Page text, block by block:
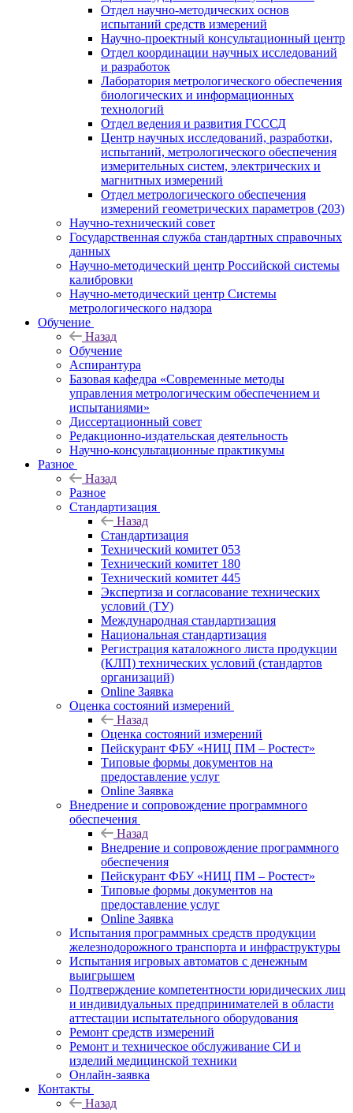
Отдел научно-методических основ
испытаний средств измерений
Научно-проектный консультационный центр
Отдел координации научных исследований
и разработок
Лаборатория метрологического обеспечения
биологических и информационных
технологий
Отдел ведения и развития ГСССД
Центр научных исследований, разработки,
испытаний, метрологического обеспечения
измерительных систем, электрических и
магнитных измерений
Отдел метрологического обеспечения
измерений геометрических параметров (203)
Научно-технический совет
Государственная служба стандартных справочных
данных
Научно-методический центр Российской системы
калибровки
Научно-методический центр Системы
метрологического надзора
Обучение
Назад
Обучение
Аспирантура
Базовая кафедра «Современные методы
управления метрологическим обеспечением и
испытаниями»
Диссертационный совет
Редакционно-издательская деятельность
Научно-консультационные практикумы
Разное
Назад
Разное
Стандартизация
Назад
Стандартизация
Технический комитет 053
Технический комитет 180
Технический комитет 445
Экспертиза и согласование технических
условий (ТУ)
Международная стандартизация
Национальная стандартизация
Регистрация каталожного листа продукции
(КЛП) технических условий (стандартов
организаций)
Online Заявка
Оценка состояний измерений
Назад
Оценка состояний измерений
Пейскурант ФБУ «НИЦ ПМ – Ростест»
Типовые формы документов на
предоставление услуг
Online Заявка
Внедрение и сопровождение программного
обеспечения
Назад
Внедрение и сопровождение программного
обеспечения
Пейскурант ФБУ «НИЦ ПМ – Ростест»
Типовые формы документов на
предоставление услуг
Online Заявка
Испытания программных средств продукции
железнодорожного транспорта и инфраструктуры
Испытания игровых автоматов с денежным
выигрышем
Подтверждение компетентности юридических лиц
и индивидуальных предпринимателей в области
аттестации испытательного оборудования
Ремонт средств измерений
Ремонт и техническое обслуживание СИ и
изделий медицинской техники
Онлайн-заявка
Контакты
Назад